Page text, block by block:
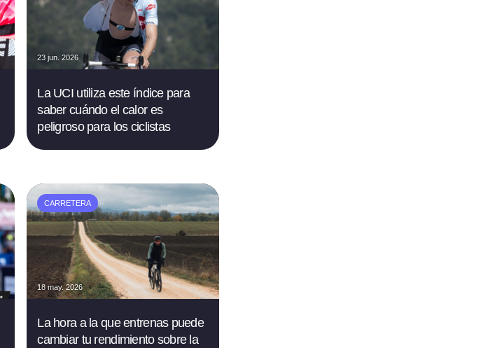
23 jun. 2026
La UCI utiliza este índice para
saber cuándo el calor es
peligroso para los ciclistas
CARRETERA
18 may. 2026
La hora a la que entrenas puede
cambiar tu rendimiento sobre la